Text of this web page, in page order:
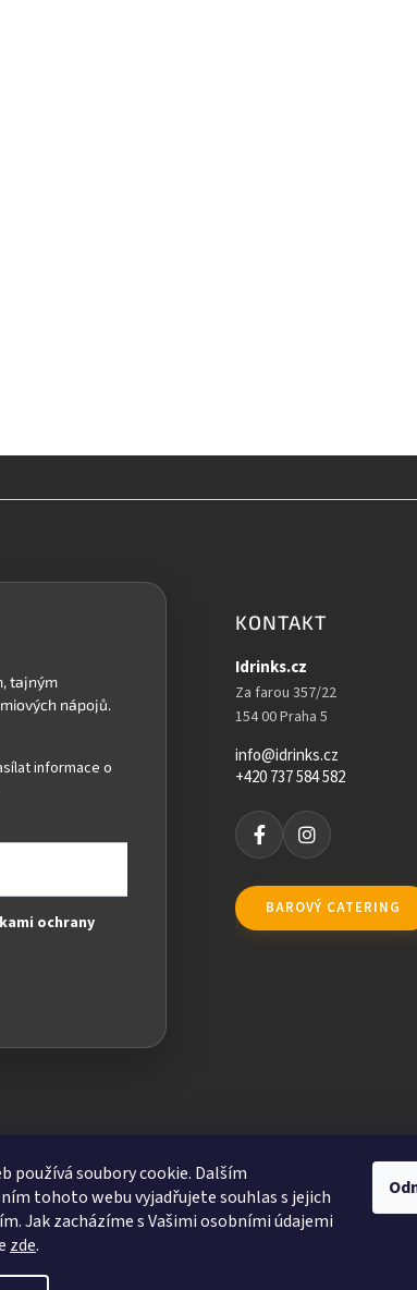
používá soubory cookie. Dalším
tohoto webu vyjadřujete souhlas s jejich
Jak zacházíme s Vašimi osobními údajemi
zde.
informace o
ochrany
KONTAKT
Idrinks.cz
Za farou 357/22
154 00 Praha 5
info@idrinks.cz
+420 737 584 582
BAROVÝ CATERING
Upravit nastavení cookies